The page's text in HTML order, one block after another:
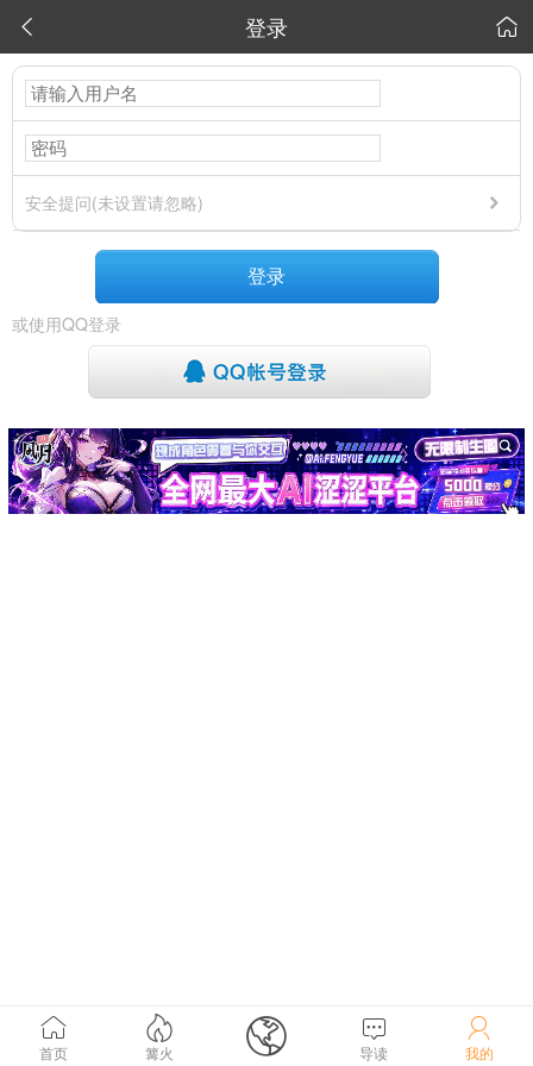
 登录 
安全提问(未设置请忽略)
登录
或使用QQ登录

首页

篝火  
导读

我的